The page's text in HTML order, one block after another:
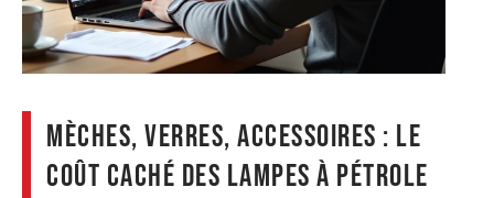
Mèches, verres, accessoires : le
coût caché des lampes à pétrole